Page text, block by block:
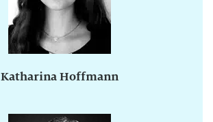
Katharina Hoffmann